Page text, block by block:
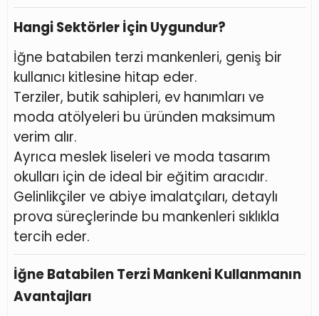
Hangi Sektörler İçin Uygundur?
İğne batabilen terzi mankenleri, geniş bir
kullanıcı kitlesine hitap eder.
Terziler, butik sahipleri, ev hanımları ve
moda atölyeleri bu üründen maksimum
verim alır.
Ayrıca meslek liseleri ve moda tasarım
okulları için de ideal bir eğitim aracıdır.
Gelinlikçiler ve abiye imalatçıları, detaylı
prova süreçlerinde bu mankenleri sıklıkla
tercih eder.
İğne Batabilen Terzi Mankeni Kullanmanın
Avantajları